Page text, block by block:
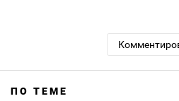
ПО ТЕМЕ